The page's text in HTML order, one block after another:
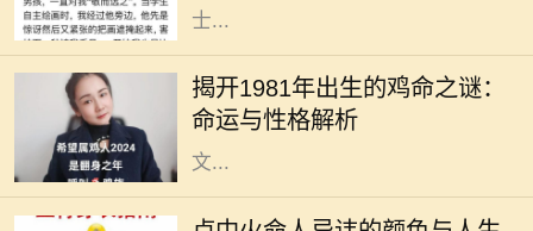
士...
揭开1981年出生的鸡命之谜：
命运与性格解析
每个生肖都有其独特的命运和性格特
征，而1981年恰逢辛酉年，属鸡的人
在这一年出生，他们的命运与性格究
竟如何呢？作为一种象征，鸡在中国
文...
在中华传统命理中，每个人的命理特
征都与五行、颜色等有着密切的关